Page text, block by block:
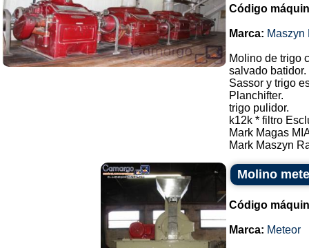
Código
Marca: Maszyn
Molino de trigo
salvado batidor.
Sassor y trigo
Planchifter.
trigo pulidor.
k12k * filtro
Mark Magas
Mark Maszyn
Molino
Código
Marca: Meteor